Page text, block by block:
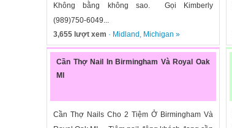
Không bằng không sao. Gọi Kimberly
(989)750-6049...
3,655 lượt xem · Midland , Michigan »
Cần Thợ Nail In Birmingham Và Royal Oak
MI
Cần Thợ Nails Cho 2 Tiệm Ở Birmingham Và